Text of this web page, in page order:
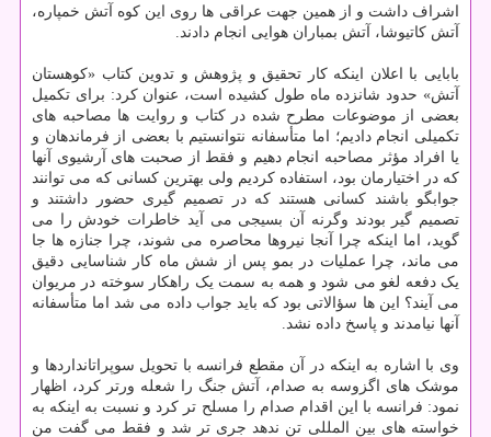
اشراف داشت و از همین جهت عراقی ها روی این کوه آتش خمپاره،
آتش کاتیوشا، آتش بمباران هوایی انجام دادند.
بابایی با اعلان اینکه کار تحقیق و پژوهش و تدوین کتاب «کوهستان
آتش» حدود شانزده ماه طول کشیده است، عنوان کرد: برای تکمیل
بعضی از موضوعات مطرح شده در کتاب و روایت ها مصاحبه های
تکمیلی انجام دادیم؛ اما متأسفانه نتوانستیم با بعضی از فرماندهان و
یا افراد مؤثر مصاحبه انجام دهیم و فقط از صحبت های آرشیوی آنها
که در اختیارمان بود، استفاده کردیم ولی بهترین کسانی که می توانند
جوابگو باشند کسانی هستند که در تصمیم گیری حضور داشتند و
تصمیم گیر بودند وگرنه آن بسیجی می آید خاطرات خودش را می
گوید، اما اینکه چرا آنجا نیروها محاصره می شوند، چرا جنازه ها جا
می ماند، چرا عملیات در بمو پس از شش ماه کار شناسایی دقیق
یک دفعه لغو می شود و همه به سمت یک راهکار سوخته در مریوان
می آیند؟ این ها سؤالاتی بود که باید جواب داده می شد اما متأسفانه
آنها نیامدند و پاسخ داده نشد.
وی با اشاره به اینکه در آن مقطع فرانسه با تحویل سوپراتانداردها و
موشک های اگزوسه به صدام، آتش جنگ را شعله ورتر کرد، اظهار
نمود: فرانسه با این اقدام صدام را مسلح تر کرد و نسبت به اینکه به
خواسته های بین المللی تن ندهد جری تر شد و فقط می گفت من